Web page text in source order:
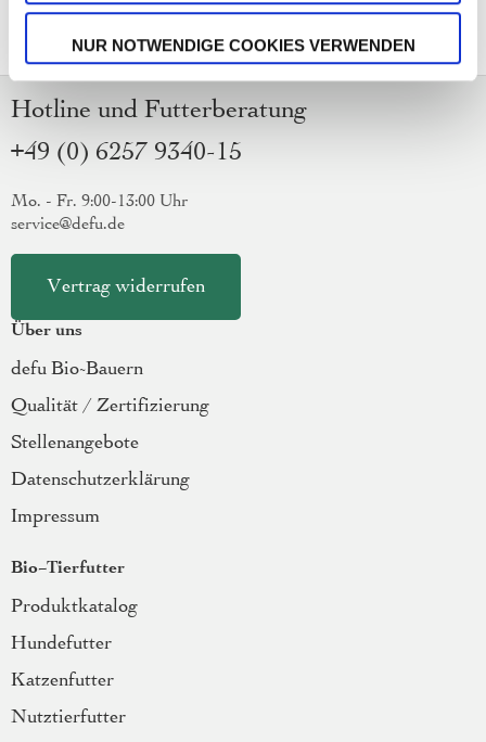
NUR NOTWENDIGE COOKIES VERWENDEN
Hotline und Futterberatung
+49 (0) 6257 9340-15
Mo. - Fr. 9:00-13:00 Uhr
service@defu.de
Vertrag widerrufen
Über uns
defu Bio-Bauern
Qualität / Zertifizierung
Stellenangebote
Datenschutzerklärung
Impressum
Bio-Tierfutter
Produktkatalog
Hundefutter
Katzenfutter
Nutztierfutter